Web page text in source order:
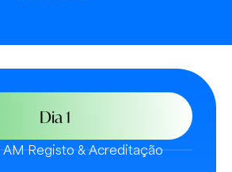
Dia 1
Registo & Acreditação